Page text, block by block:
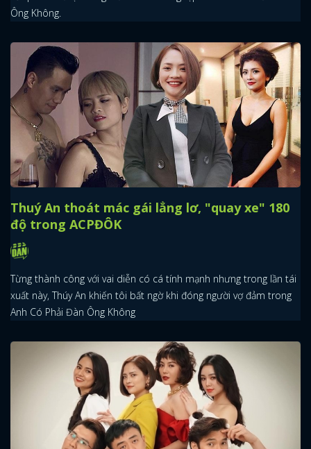
Ông Không.
Thuý An thoát mác gái lẳng lơ, "quay xe" 180
độ trong ACPĐÔK
Từng thành công với vai diễn có cá tính mạnh nhưng trong lần tái
xuất này, Thúy An khiến tôi bất ngờ khi đóng người vợ đảm trong
Anh Có Phải Đàn Ông Không